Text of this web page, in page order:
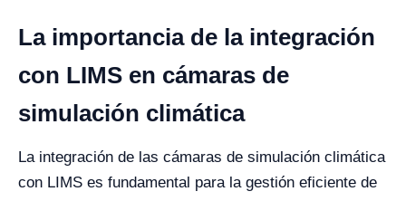
La importancia de la integración
con LIMS en cámaras de
simulación climática
La integración de las cámaras de simulación climática
con LIMS es fundamental para la gestión eficiente de